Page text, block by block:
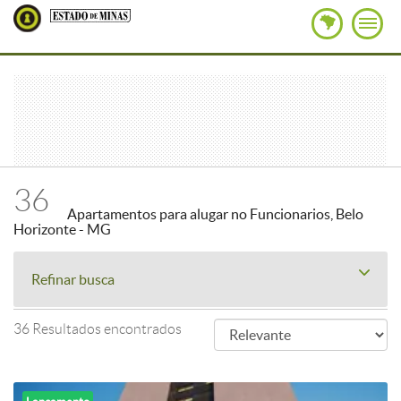
36
Apartamentos para alugar no Funcionarios, Belo
Horizonte - MG
Refinar busca
36 Resultados encontrados